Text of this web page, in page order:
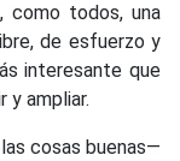
como todos, una
de esfuerzo y
interesante que
y ampliar.
cosas buenas—